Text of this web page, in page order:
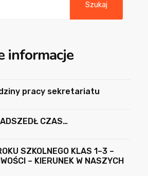
Szukaj
informacje
pracy sekretariatu
CZAS…
SZKOLNEGO KLAS 1–3 –
– KIERUNEK W NASZYCH